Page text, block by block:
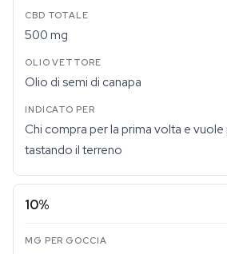
500 mg
Olio di semi di canapa
Chi compra per la prima volta e vuole
tastando il terreno
10%